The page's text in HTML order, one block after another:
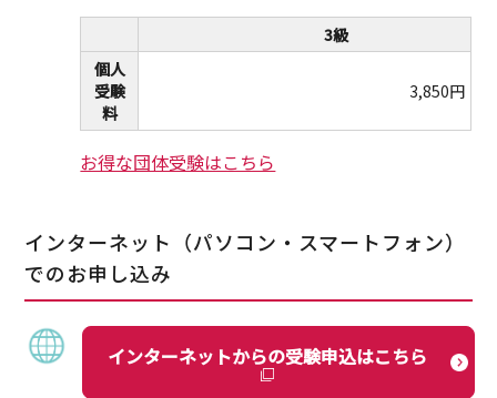
3級
個人
受験
料
3,850円
お得な団体受験はこちら
インターネット（パソコン・スマートフォン）
でのお申し込み
インターネットからの受験申込はこちら